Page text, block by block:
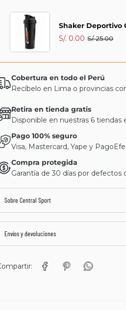
Shaker Deportivo
S/. 0.00 S/. 25.00
Cobertura en todo el Perú
Recíbelo en Lima o provincias
Retira en tienda gratis
Disponible en nuestras 6 tiendas
Pago 100% seguro
Visa, Mastercard, Yape y
Compra protegida
Garantía de 30 días por defectos
Sobre Central Sport
Envíos y devoluciones